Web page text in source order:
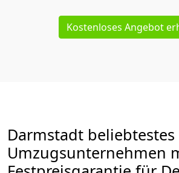
Kostenloses Angebot
Darmstadt beliebtestes
Umzugsunternehmen